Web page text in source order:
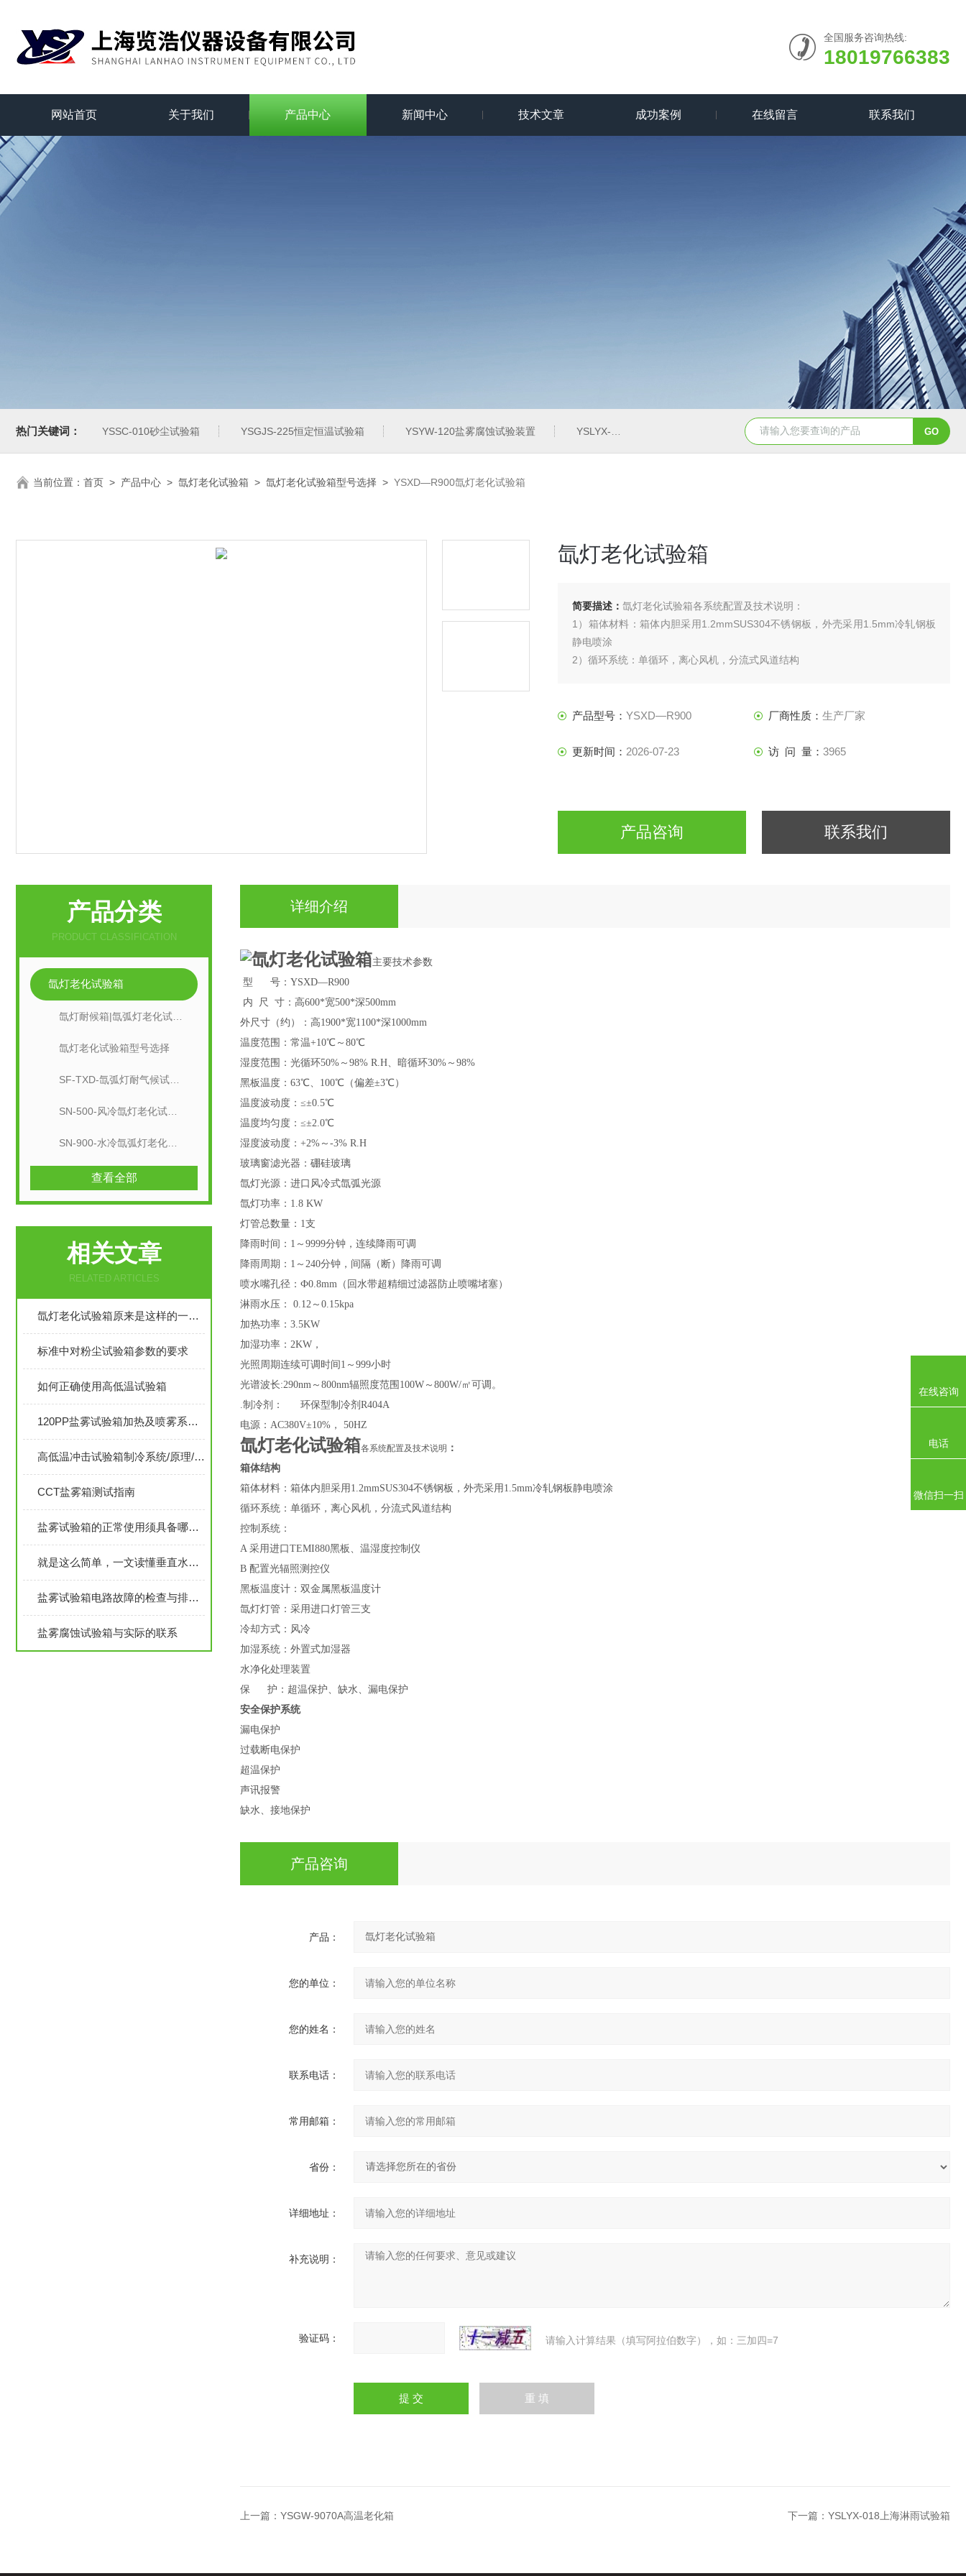
全国服务咨询热线:
18019766383
网站首页 关于我们 产品中心 新闻中心 技术文章 成功案例 在线留言 联系我们
热门关键词： YSSC-010砂尘试验箱 YSGJS-225恒定恒温试验箱 YSYW-120盐雾腐蚀试验装置 YSLYX-010防水试验设备 YSCYS-010臭氧老化试验设备
当前位置： 首页 > 产品中心 > 氙灯老化试验箱 > 氙灯老化试验箱型号选择 > YSXD—R900氙灯老化试验箱
氙灯老化试验箱
简要描述： 氙灯老化试验箱各系统配置及技术说明：
1）箱体材料：箱体内胆采用1.2mmSUS304不锈钢板，外壳采用1.5mm冷轧钢板
静电喷涂
2）循环系统：单循环，离心风机，分流式风道结构
B 配置光辐照测控仪
5）氙灯灯管：采用进口灯管三支
产品型号： YSXD—R900 厂商性质： 生产厂家
更新时间： 2026-07-23 访 问 量： 3965
产品咨询 联系我们
产品分类
PRODUCT CLASSIFICATION
氙灯老化试验箱
氙灯老化试验箱型号选择
查看全部
相关文章
RELATED ARTICLES
氙灯老化试验箱原来是这样的一款产品
标准中对粉尘试验箱参数的要求
如何正确使用高低温试验箱
120PP盐雾试验箱加热及喷雾系统控制
高低温冲击试验箱制冷系统/原理/零件功能
CCT盐雾箱测试指南
盐雾试验箱的正常使用须具备哪些条件？
就是这么简单，一文读懂垂直水平振动台
盐雾试验箱电路故障的检查与排除是实验中一个重要内容
盐雾腐蚀试验箱与实际的联系
详细介绍
氙灯老化试验箱主要技术参数
型 号： YSXD—R900
内
尺 寸：高600*宽500*深500mm
外尺寸（约）：高1900*宽1100*深1000mm
温度范围：常温+10℃～80℃
湿度范围：光循环50%～98% R.H、暗循环30%～98%
黑板温度：63℃、100℃（偏差±3℃）
温度波动度：≤±0.5℃
温度均匀度：≤±2.0℃
湿度波动度：+2%～-3% R.H
玻璃窗滤光器：硼硅玻璃
氙灯光源：进口风冷式氙弧光源
氙灯功率：1.8 KW
灯管总数量：1支
降雨时间：1～9999分钟，连续降雨可调
降雨周期：1～240分钟，间隔（断）降雨可调
喷水嘴孔径：Ф0.8mm（回水带超精细过滤器防止喷嘴堵塞）
淋雨水压： 0.12～0.15kpa
加热功率：3.5KW
加湿功率：2KW，
光照周期连续可调时间1～999小时
光谱波长:290nm～800nm辐照度范围100W～800W/㎡可调。
.制冷剂： 环保型制冷剂R404A
电源：AC380V±10%， 50HZ
氙灯老化试验箱各系统配置及技术说明 ：
箱体结构
箱体材料：箱体内胆采用1.2mmSUS304不锈钢板，外壳采用1.5mm冷轧钢板静电喷涂
循环系统：单循环，离心风机，分流式风道结构
控制系统：
A 采用进口TEMI880黑板、温湿度控制仪
B 配置光辐照测控仪
黑板温度计：双金属黑板温度计
氙灯灯管：采用进口灯管三支
冷却方式：风冷
加湿系统：外置式加湿器
水净化处理装置
保 护：超温保护、缺水、漏电保护
安全保护系统
漏电保护
过载断电保护
超温保护
声讯报警
缺水、接地保护
产品咨询
产品：
您的单位：
您的姓名：
联系电话：
常用邮箱：
省份：
详细地址：
补充说明：
验证码： 请输入计算结果（填写阿拉伯数字），如：三加四=7
上一篇： YSGW-9070A高温老化箱 下一篇： YSLYX-018上海淋雨试验箱
在线咨询
电话
微信扫一扫